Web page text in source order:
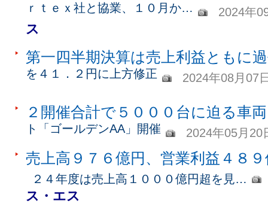
ｒｔｅｘ社と協業、１０月か… 2024年
ス
第一四半期決算は売上利益ともに
を４１．２円に上方修正 2024年08月07
２開催合計で５０００台に迫る車
ト「ゴールデンAA」開催 2024年05月20
売上高９７６億円、営業利益４８
２４年度は売上高１０００億円超を見…
ス・エス